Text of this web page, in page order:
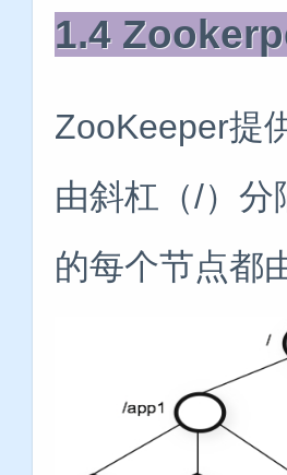
1.4
ZooKeeper提
由斜杠（/）
的每个节点都